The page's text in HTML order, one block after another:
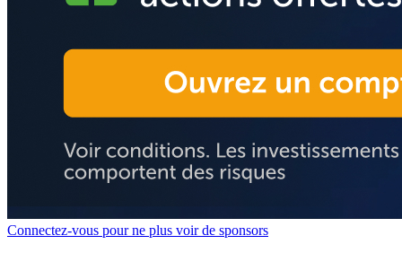
Connectez-vous pour ne plus voir de sponsors